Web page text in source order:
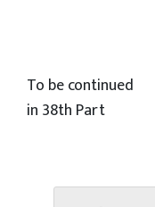
To be continued
in 38th Part